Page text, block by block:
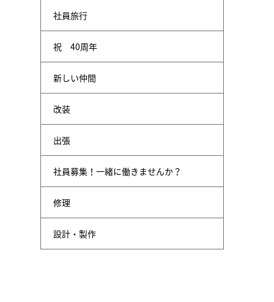
社員旅行
祝 40周年
新しい仲間
改装
出張
社員募集！一緒に働きませんか？
修理
設計・製作